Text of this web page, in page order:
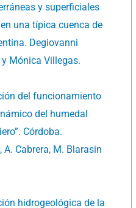
y superficiales
una típica cuenca de
Degiovanni
Mónica Villegas.
del funcionamiento
del humedal
Córdoba.
Cabrera, M. Blarasin
hidrogeológica de la